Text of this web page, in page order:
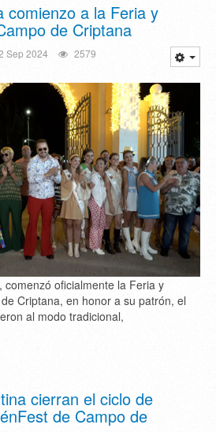
comienzo a la Feria y
de Criptana
Sep 2024 2579
comenzó oficialmente la Feria y
Criptana, en honor a su patrón, el
al modo tradicional,
cierran el ciclo de
de Campo de